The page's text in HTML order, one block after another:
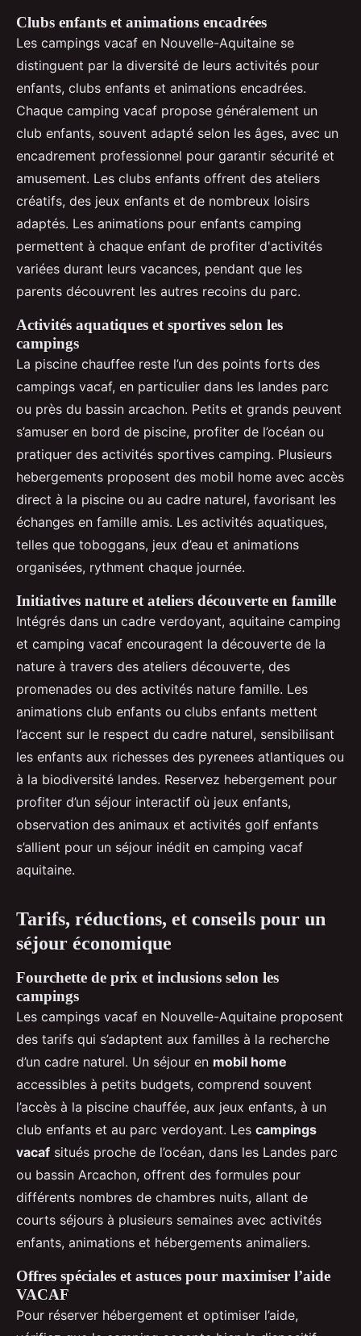
Clubs enfants et animations encadrées
Les campings vacaf en Nouvelle-Aquitaine se
distinguent par la diversité de leurs activités pour
enfants, clubs enfants et animations encadrées.
Chaque camping vacaf propose généralement un
club enfants, souvent adapté selon les âges, avec un
encadrement professionnel pour garantir sécurité et
amusement. Les clubs enfants offrent des ateliers
créatifs, des jeux enfants et de nombreux loisirs
adaptés. Les animations pour enfants camping
permettent à chaque enfant de profiter d'activités
variées durant leurs vacances, pendant que les
parents découvrent les autres recoins du parc.
Activités aquatiques et sportives selon les
campings
La piscine chauffee reste l’un des points forts des
campings vacaf, en particulier dans les landes parc
ou près du bassin arcachon. Petits et grands peuvent
s’amuser en bord de piscine, profiter de l’océan ou
pratiquer des activités sportives camping. Plusieurs
hebergements proposent des mobil home avec accès
direct à la piscine ou au cadre naturel, favorisant les
échanges en famille amis. Les activités aquatiques,
telles que toboggans, jeux d’eau et animations
organisées, rythment chaque journée.
Initiatives nature et ateliers découverte en famille
Intégrés dans un cadre verdoyant, aquitaine camping
et camping vacaf encouragent la découverte de la
nature à travers des ateliers découverte, des
promenades ou des activités nature famille. Les
animations club enfants ou clubs enfants mettent
l’accent sur le respect du cadre naturel, sensibilisant
les enfants aux richesses des pyrenees atlantiques ou
à la biodiversité landes. Reservez hebergement pour
profiter d’un séjour interactif où jeux enfants,
observation des animaux et activités golf enfants
s’allient pour un séjour inédit en camping vacaf
aquitaine.
Tarifs, réductions, et conseils pour un
séjour économique
Fourchette de prix et inclusions selon les
campings
Les campings vacaf en Nouvelle-Aquitaine proposent
des tarifs qui s’adaptent aux familles à la recherche
d’un cadre naturel. Un séjour en mobil home
accessibles à petits budgets, comprend souvent
l’accès à la piscine chauffée, aux jeux enfants, à un
club enfants et au parc verdoyant. Les campings
vacaf situés proche de l’océan, dans les Landes parc
ou bassin Arcachon, offrent des formules pour
différents nombres de chambres nuits, allant de
courts séjours à plusieurs semaines avec activités
enfants, animations et hébergements animaliers.
Offres spéciales et astuces pour maximiser l’aide
VACAF
Pour réserver hébergement et optimiser l’aide,